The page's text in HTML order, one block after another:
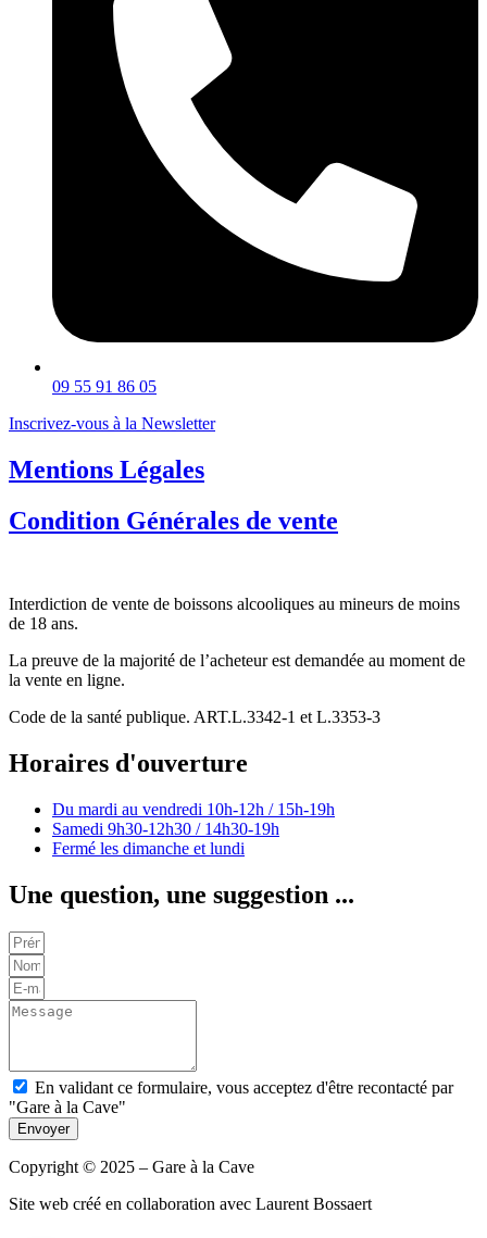
09 55 91 86 05
Inscrivez-vous à la Newsletter
Mentions Légales
Condition Générales de vente
Interdiction de vente de boissons alcooliques au mineurs de moins
de 18 ans.
La preuve de la majorité de l’acheteur est demandée au moment de
la vente en ligne.
Code de la santé publique. ART.L.3342-1 et L.3353-3
Horaires d'ouverture
Du mardi au vendredi 10h-12h / 15h-19h
Samedi 9h30-12h30 / 14h30-19h
Fermé les dimanche et lundi
Une question, une suggestion ...
En validant ce formulaire, vous acceptez d'être recontacté par
"Gare à la Cave"
Envoyer
Copyright © 2025 – Gare à la Cave
Site web créé en collaboration avec Laurent Bossaert